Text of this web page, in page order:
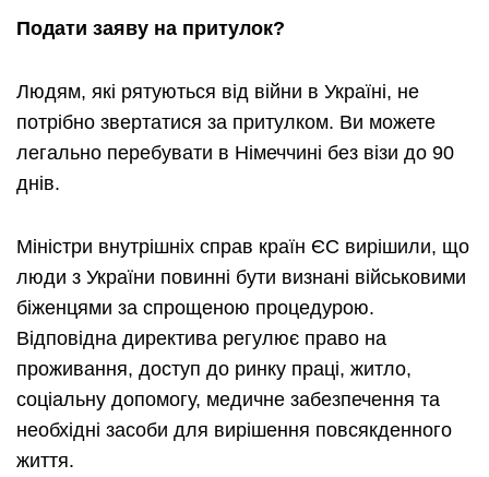
Подати заяву на притулок?
Людям, які рятуються від війни в Україні, не
потрібно звертатися за притулком. Ви можете
легально перебувати в Німеччині без візи до 90
днів.
Міністри внутрішніх справ країн ЄС вирішили, що
люди з України повинні бути визнані військовими
біженцями за спрощеною процедурою.
Відповідна директива регулює право на
проживання, доступ до ринку праці, житло,
соціальну допомогу, медичне забезпечення та
необхідні засоби для вирішення повсякденного
життя.